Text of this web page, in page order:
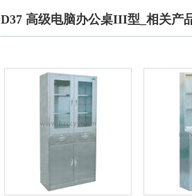
D37 高级电脑办公桌III型_相关产